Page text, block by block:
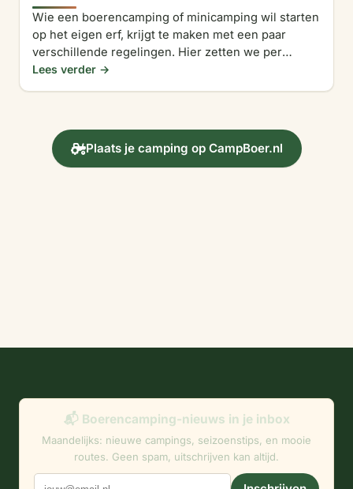
Wie een boerencamping of minicamping wil starten
op het eigen erf, krijgt te maken met een paar
verschillende regelingen. Hier zetten we per
onderwerp uit wat in 2026 in Nederland geldt
Lees verder →
Plaats je camping op CampBoer.nl
📬 Boerencamping-nieuws in je inbox
Maandelijks: nieuwe campings, seizoenstips, en mooie
routes. Geen spam, uitschrijven kan altijd.